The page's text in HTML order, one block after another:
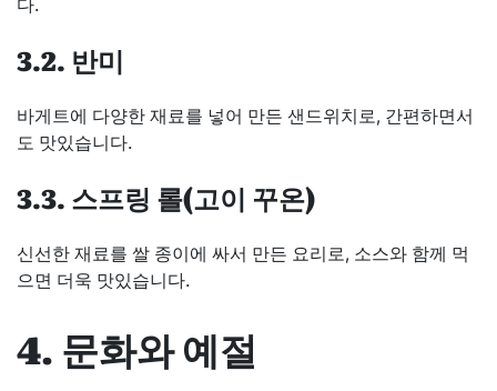
다.
3.2. 반미
바게트에 다양한 재료를 넣어 만든 샌드위치로, 간편하면서
도 맛있습니다.
3.3. 스프링 롤(고이 꾸온)
신선한 재료를 쌀 종이에 싸서 만든 요리로, 소스와 함께 먹
으면 더욱 맛있습니다.
4. 문화와 예절